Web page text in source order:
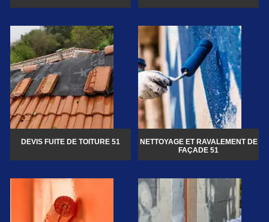
DEVIS FUITE DE TOITURE 51
NETTOYAGE ET RAVALEMENT DE
FAÇADE 51